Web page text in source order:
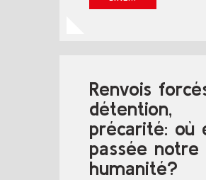
Renvois
détention,
précarité: où
passée notre
humanité?